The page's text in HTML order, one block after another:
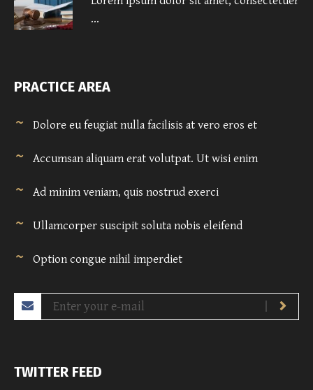
...
PRACTICE AREA
Dolore eu feugiat nulla facilisis at vero eros et
Accumsan aliquam erat volutpat. Ut wisi enim
Ad minim veniam, quis nostrud exerci
Ullamcorper suscipit soluta nobis eleifend
Option congue nihil imperdiet
TWITTER FEED